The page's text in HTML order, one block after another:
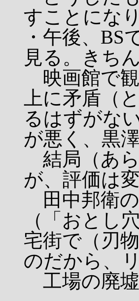
すことにな
・午後、BS
見る。きち
映画館で
上に矛盾（
るはずがな
が悪く、黒
結局（あ
が、評価は
田中邦衛
（「おとし
宅街で（刃
のだから、
工場の廃